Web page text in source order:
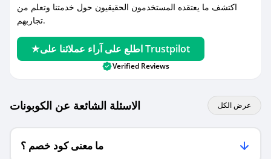
اكتشف ما يعتقده المستخدمون الحقيقيون حول خدمتنا وتعلم من
تجاربهم.
اطلع على آراء عملائنا على Trustpilot
Verified Reviews
الاسئلة الشائعة عن الكوبونات عرض الكل
ما معنى كود خصم ؟